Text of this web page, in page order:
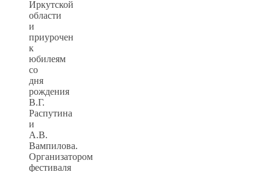
Иркутской
области
и
приурочен
к
юбилеям
со
дня
рождения
В.Г.
Распутина
и
А.В.
Вампилова.
Организатором
фестиваля